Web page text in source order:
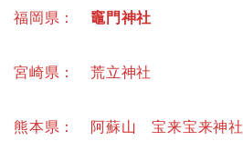
福岡県： 竈門神社
宮崎県： 荒立神社
熊本県： 阿蘇山 宝来宝来神社